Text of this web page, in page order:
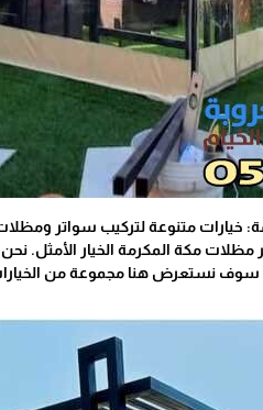
خيارات متنوعة لتركيب سواتر
مظلات مكة المكرمة الخيار
سوف نستعرض هنا مجموعة من